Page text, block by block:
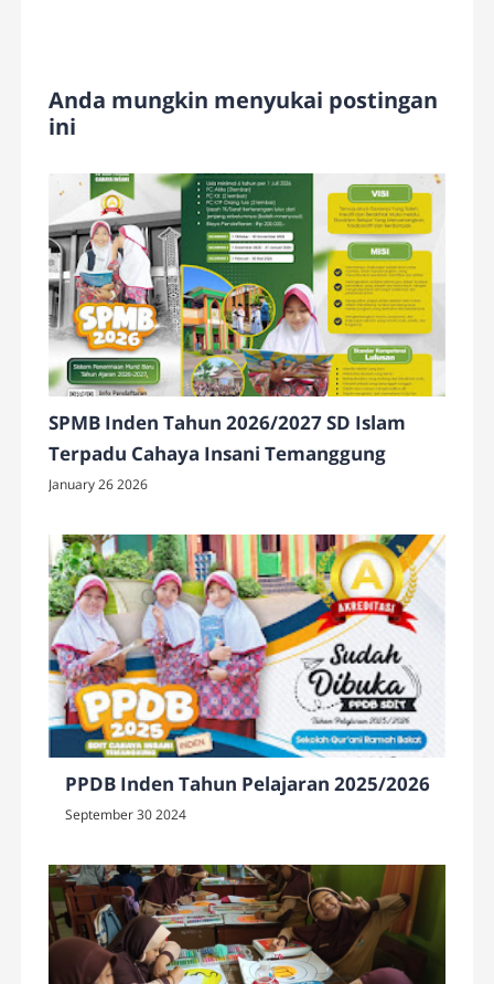
Anda mungkin menyukai postingan
ini
SPMB Inden Tahun 2026/2027 SD Islam
Terpadu Cahaya Insani Temanggung
January 26 2026
PPDB Inden Tahun Pelajaran 2025/2026
September 30 2024